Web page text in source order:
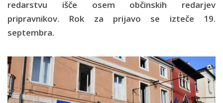
redarstvu išče osem občinskih redarjev
pripravnikov. Rok za prijavo se izteče 19.
septembra.